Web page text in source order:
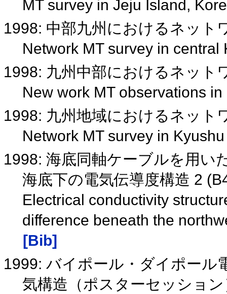
MT survey in Jeju Island,
1998: 中部九州におけるネット
Network MT survey in
1998: 九州中部におけるネット
New work MT observations
1998: 九州地域におけるネット
Network MT survey in
1998: 海底同軸ケーブルを用い
海底下の電気伝導度構造 2
Electrical conductivity
difference beneath the
[Bib]
1999: バイポール・ダイポール
気構造（ポスターセッショ